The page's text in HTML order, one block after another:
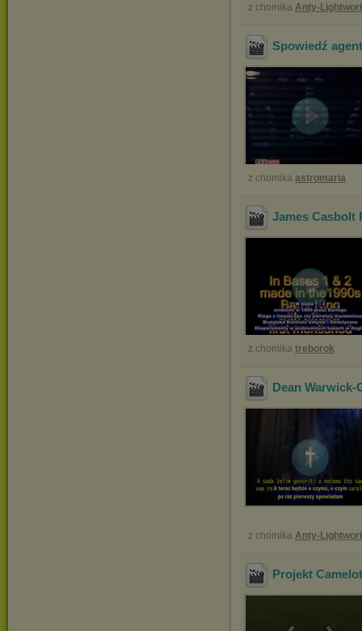
z chomika Anty-
Spowiedź
z chomika astromaria
James Casbolt
z chomika treborok
Dean
z chomika Anty-
Projekt